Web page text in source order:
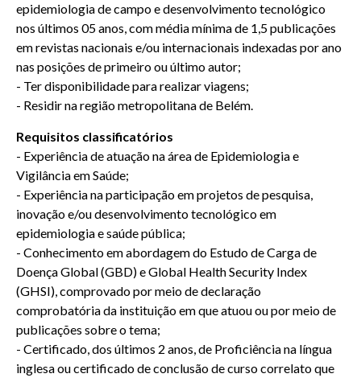
epidemiologia de campo e desenvolvimento tecnológico
nos últimos 05 anos, com média mínima de 1,5 publicações
em revistas nacionais e/ou internacionais indexadas por ano
nas posições de primeiro ou último autor;
- Ter disponibilidade para realizar viagens;
- Residir na região metropolitana de Belém.
Requisitos classificatórios
- Experiência de atuação na área de Epidemiologia e
Vigilância em Saúde;
- Experiência na participação em projetos de pesquisa,
inovação e/ou desenvolvimento tecnológico em
epidemiologia e saúde pública;
- Conhecimento em abordagem do Estudo de Carga de
Doença Global (GBD) e Global Health Security Index
(GHSI), comprovado por meio de declaração
comprobatória da instituição em que atuou ou por meio de
publicações sobre o tema;
- Certificado, dos últimos 2 anos, de Proficiência na língua
inglesa ou certificado de conclusão de curso correlato que